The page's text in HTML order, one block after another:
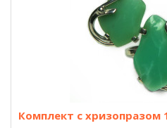
Комплект с хризопразом